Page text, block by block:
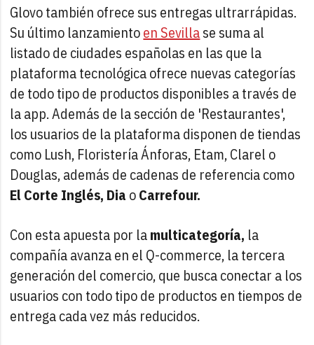
Glovo también ofrece sus entregas ultrarrápidas.
Su último lanzamientoen Sevillase suma al
listado de ciudades españolas en las que la
plataforma tecnológica ofrece nuevas categorías
de todo tipo de productos disponibles a través de
la app. Además de la sección de 'Restaurantes',
los usuarios de la plataforma disponen de tiendas
como Lush, Floristería Ánforas, Etam, Clarel o
Douglas, además de cadenas de referencia como
El Corte Inglés, Dia oCarrefour.
Con esta apuesta por lamulticategoría, la
compañía avanza en el Q-commerce, la tercera
generación del comercio, que busca conectar a los
usuarios con todo tipo de productos en tiempos de
entrega cada vez más reducidos.